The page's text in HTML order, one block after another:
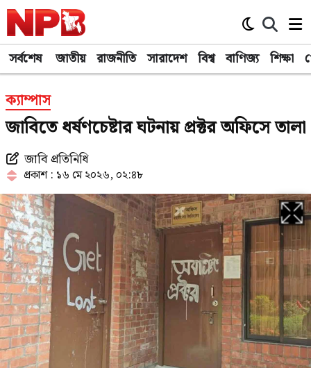
সর্বশেষ জাতীয় রাজনীতি সারাদেশ বিশ্ব বাণিজ্য শিক্ষা
ক্যাম্পাস
জাবিতে ধর্ষণচেষ্টার ঘটনায় প্রক্টর অফিসে তালা
জাবি প্রতিনিধি
প্রকাশ : ১৬ মে ২০২৬, ০২:৪৮